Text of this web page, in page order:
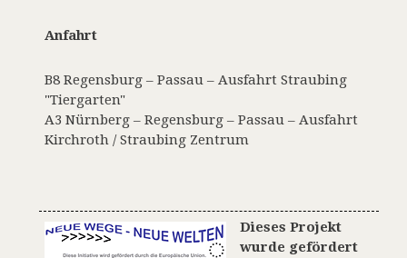
Anfahrt
B8 Regensburg – Passau – Ausfahrt Straubing
"Tiergarten"
A3 Nürnberg – Regensburg – Passau – Ausfahrt
Kirchroth / Straubing Zentrum
Dieses Projekt
wurde gefördert